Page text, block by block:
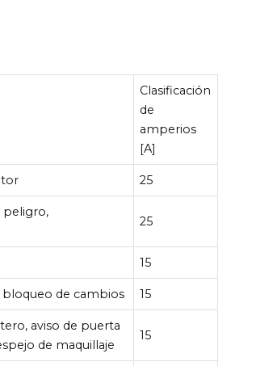
Clasificación
de
amperios
[A]
25
peligro,
25
15
de cambios 15
aviso de puerta
de maquillaje
15